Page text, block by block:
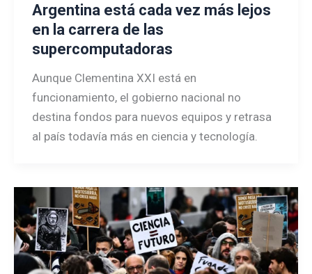
Argentina está cada vez más lejos
en la carrera de las
supercomputadoras
Aunque Clementina XXI está en
funcionamiento, el gobierno nacional no
destina fondos para nuevos equipos y retrasa
al país todavía más en ciencia y tecnología.